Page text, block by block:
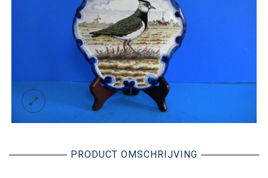
PRODUCT OMSCHRIJVING